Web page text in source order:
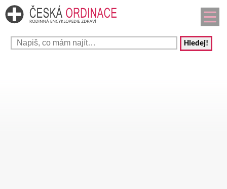
Hledej!